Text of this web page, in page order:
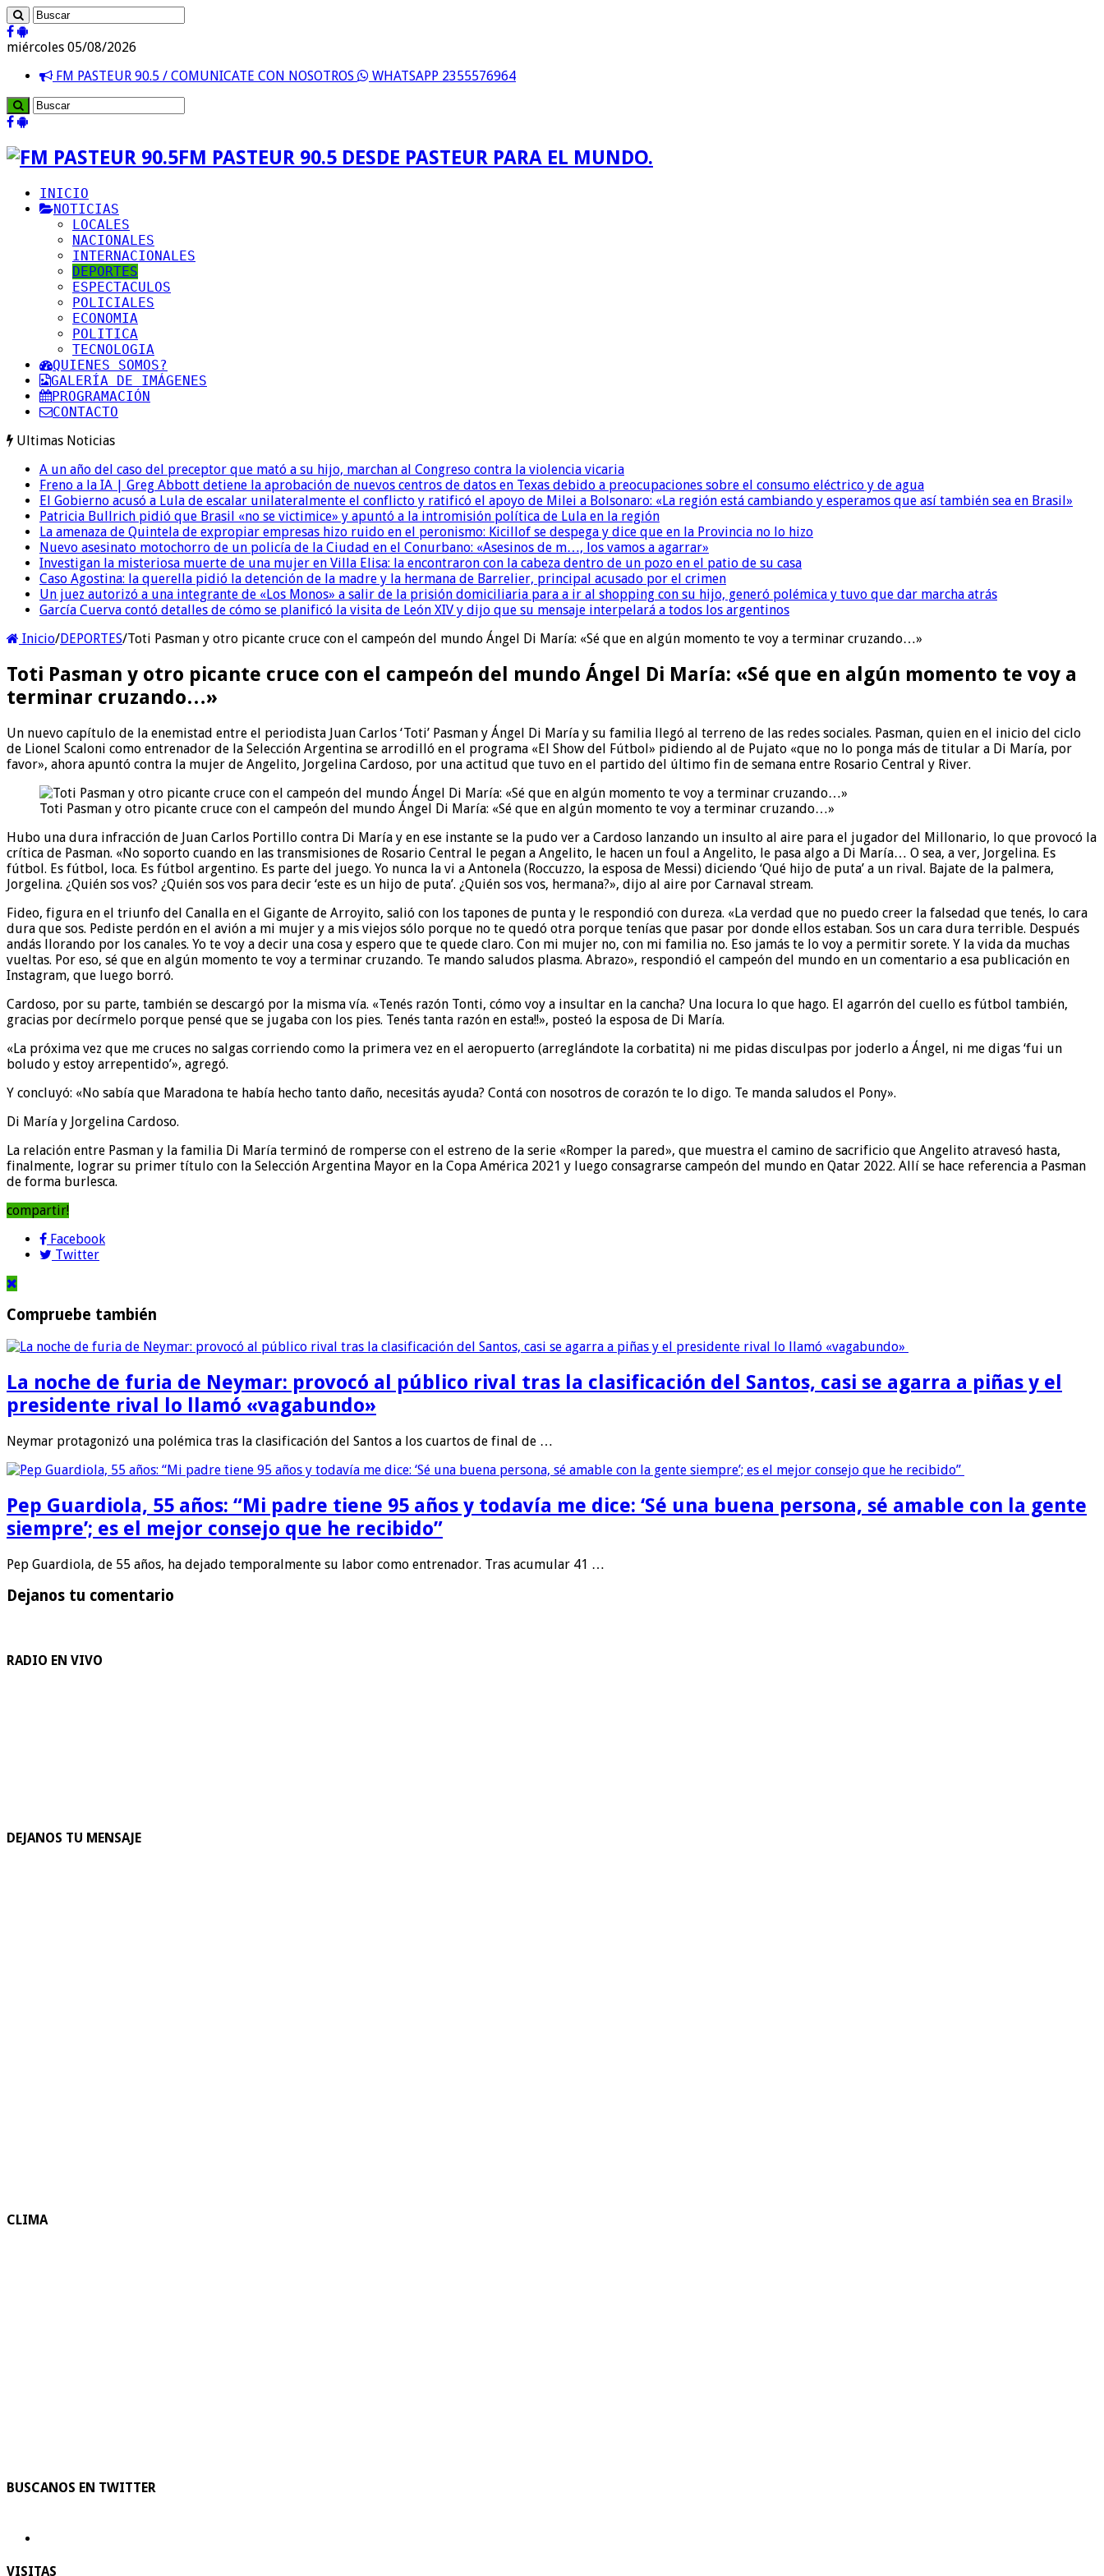
miércoles 05/08/2026
FM PASTEUR 90.5 / COMUNICATE CON NOSOTROS
WHATSAPP 2355576964
FM PASTEUR 90.5 DESDE PASTEUR PARA EL MUNDO.
INICIO
NOTICIAS
LOCALES
NACIONALES
INTERNACIONALES
DEPORTES
ESPECTACULOS
POLICIALES
ECONOMIA
POLITICA
TECNOLOGIA
QUIENES SOMOS?
GALERÍA DE IMÁGENES
PROGRAMACIÓN
CONTACTO
Ultimas Noticias
A un año del caso del preceptor que mató a su hijo, marchan al Congreso contra la violencia vicaria
Freno a la IA | Greg Abbott detiene la aprobación de nuevos centros de datos en Texas debido a preocupaciones sobre el consumo eléctrico y de agua
El Gobierno acusó a Lula de escalar unilateralmente el conflicto y ratificó el apoyo de Milei a Bolsonaro: «La región está cambiando y esperamos que así también sea en Brasil»
Patricia Bullrich pidió que Brasil «no se victimice» y apuntó a la intromisión política de Lula en la región
La amenaza de Quintela de expropiar empresas hizo ruido en el peronismo: Kicillof se despega y dice que en la Provincia no lo hizo
Nuevo asesinato motochorro de un policía de la Ciudad en el Conurbano: «Asesinos de m…, los vamos a agarrar»
Investigan la misteriosa muerte de una mujer en Villa Elisa: la encontraron con la cabeza dentro de un pozo en el patio de su casa
Caso Agostina: la querella pidió la detención de la madre y la hermana de Barrelier, principal acusado por el crimen
Un juez autorizó a una integrante de «Los Monos» a salir de la prisión domiciliaria para a ir al shopping con su hijo, generó polémica y tuvo que dar marcha atrás
García Cuerva contó detalles de cómo se planificó la visita de León XIV y dijo que su mensaje interpelará a todos los argentinos
Inicio/DEPORTES/Toti Pasman y otro picante cruce con el campeón del mundo Ángel Di María: «Sé que en algún momento te voy a terminar cruzando…»
Toti Pasman y otro picante cruce con el campeón del mundo Ángel Di María: «Sé que en algún momento te voy a
terminar cruzando…»
Un nuevo capítulo de la enemistad entre el periodista Juan Carlos ‘Toti’ Pasman y Ángel Di María y su familia llegó al terreno de las redes sociales. Pasman, quien en el inicio del ciclo
de Lionel Scaloni como entrenador de la Selección Argentina se arrodilló en el programa «El Show del Fútbol» pidiendo al de Pujato «que no lo ponga más de titular a Di María, por
favor», ahora apuntó contra la mujer de Angelito, Jorgelina Cardoso, por una actitud que tuvo en el partido del último fin de semana entre Rosario Central y River.
Toti Pasman y otro picante cruce con el campeón del mundo Ángel Di María: «Sé que en algún momento te voy a terminar cruzando…»
Hubo una dura infracción de Juan Carlos Portillo contra Di María y en ese instante se la pudo ver a Cardoso lanzando un insulto al aire para el jugador del Millonario, lo que provocó la
crítica de Pasman. «No soporto cuando en las transmisiones de Rosario Central le pegan a Angelito, le hacen un foul a Angelito, le pasa algo a Di María… O sea, a ver, Jorgelina. Es
fútbol. Es fútbol, loca. Es fútbol argentino. Es parte del juego. Yo nunca la vi a Antonela (Roccuzzo, la esposa de Messi) diciendo ‘Qué hijo de puta’ a un rival. Bajate de la palmera,
Jorgelina. ¿Quién sos vos? ¿Quién sos vos para decir ‘este es un hijo de puta’. ¿Quién sos vos, hermana?», dijo al aire por Carnaval stream.
Fideo, figura en el triunfo del Canalla en el Gigante de Arroyito, salió con los tapones de punta y le respondió con dureza. «La verdad que no puedo creer la falsedad que tenés, lo cara
dura que sos. Pediste perdón en el avión a mi mujer y a mis viejos sólo porque no te quedó otra porque tenías que pasar por donde ellos estaban. Sos un cara dura terrible. Después
andás llorando por los canales. Yo te voy a decir una cosa y espero que te quede claro. Con mi mujer no, con mi familia no. Eso jamás te lo voy a permitir sorete. Y la vida da muchas
vueltas. Por eso, sé que en algún momento te voy a terminar cruzando. Te mando saludos plasma. Abrazo», respondió el campeón del mundo en un comentario a esa publicación en
Instagram, que luego borró.
Cardoso, por su parte, también se descargó por la misma vía. «Tenés razón Tonti, cómo voy a insultar en la cancha? Una locura lo que hago. El agarrón del cuello es fútbol también,
gracias por decírmelo porque pensé que se jugaba con los pies. Tenés tanta razón en esta!!», posteó la esposa de Di María.
«La próxima vez que me cruces no salgas corriendo como la primera vez en el aeropuerto (arreglándote la corbatita) ni me pidas disculpas por joderlo a Ángel, ni me digas ‘fui un
boludo y estoy arrepentido’», agregó.
Y concluyó: «No sabía que Maradona te había hecho tanto daño, necesitás ayuda? Contá con nosotros de corazón te lo digo. Te manda saludos el Pony».
Di María y Jorgelina Cardoso.
La relación entre Pasman y la familia Di María terminó de romperse con el estreno de la serie «Romper la pared», que muestra el camino de sacrificio que Angelito atravesó hasta,
finalmente, lograr su primer título con la Selección Argentina Mayor en la Copa América 2021 y luego consagrarse campeón del mundo en Qatar 2022. Allí se hace referencia a Pasman
de forma burlesca.
compartir!
Facebook
Twitter
Compruebe también
La noche de furia de Neymar: provocó al público rival tras la clasificación del Santos, casi se agarra a piñas y el
presidente rival lo llamó «vagabundo»
Neymar protagonizó una polémica tras la clasificación del Santos a los cuartos de final de …
Pep Guardiola, 55 años: “Mi padre tiene 95 años y todavía me dice: ‘Sé una buena persona, sé amable con la gente
siempre’; es el mejor consejo que he recibido”
Pep Guardiola, de 55 años, ha dejado temporalmente su labor como entrenador. Tras acumular 41 …
Dejanos tu comentario
RADIO EN VIVO
DEJANOS TU MENSAJE
CLIMA
BUSCANOS EN TWITTER
VISITAS